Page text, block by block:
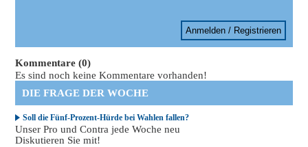
Anmelden / Registrieren
Kommentare (0)
Es sind noch keine Kommentare vorhanden!
DIE FRAGE DER WOCHE
Soll die Fünf-Prozent-Hürde bei Wahlen fallen?
Unser Pro und Contra jede Woche neu
Diskutieren Sie mit!